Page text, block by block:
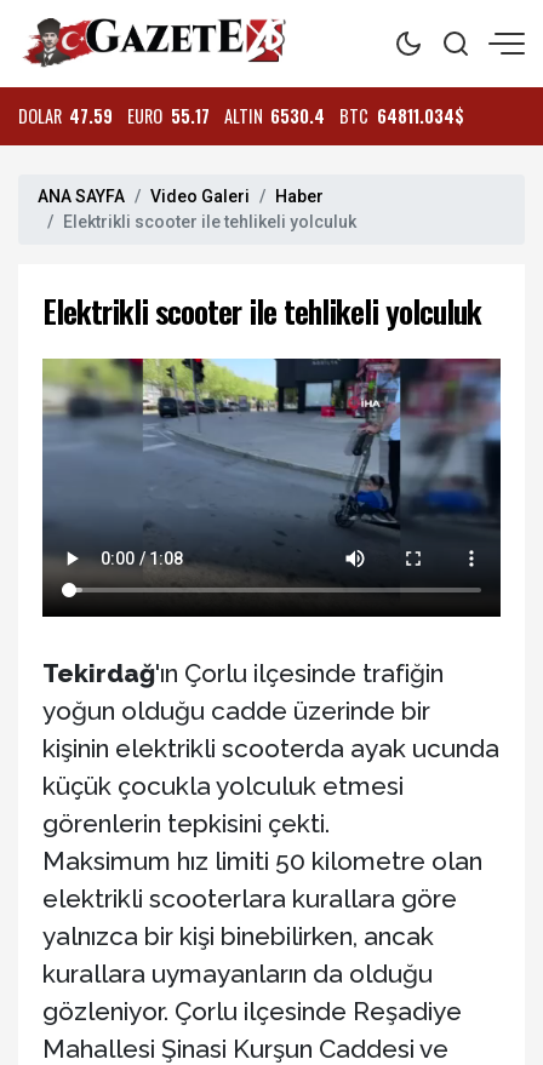
DOLAR 47.59 EURO 55.17 ALTIN 6530.4 BTC 64811.034$
ANA SAYFA Video Galeri
Haber
Elektrikli scooter ile tehlikeli yolculuk
Elektrikli scooter ile tehlikeli yolculuk
Tekirdağ'ın Çorlu ilçesinde trafiğin
yoğun olduğu cadde üzerinde bir
kişinin elektrikli scooterda ayak ucunda
küçük çocukla yolculuk etmesi
görenlerin tepkisini çekti.
Maksimum hız limiti 50 kilometre olan
elektrikli scooterlara kurallara göre
yalnızca bir kişi binebilirken, ancak
kurallara uymayanların da olduğu
gözleniyor. Çorlu ilçesinde Reşadiye
Mahallesi Şinasi Kurşun Caddesi ve